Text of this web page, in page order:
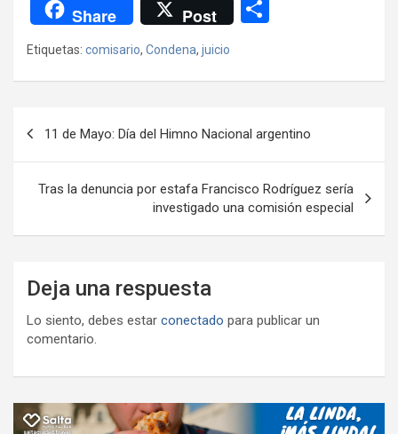
ce
b
o
k
tt
er
at
s
A
p
e
gr
a
ail ail
o
ail
g
Share Post
ar
tir
Etiquetas: comisario, Condena, juicio
entradas
11 de Mayo: Día del Himno Nacional argentino
Tras la denuncia por estafa Francisco Rodríguez sería
investigado una comisión especial
Deja una respuesta
Lo siento, debes estar conectado para publicar un
comentario.